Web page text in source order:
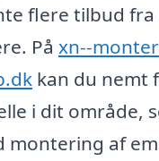
flere tilbud fra
På xn--
kan du nemt
i dit område,
montering af